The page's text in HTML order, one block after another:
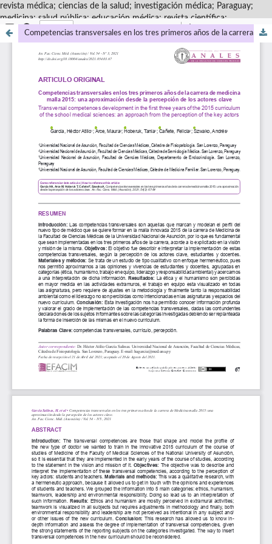
revista médica; ciencias de la salud; investigación médica; Paraguay;
medicina; salud pública; educación médica; revista científica;
Competencias transversales en los tres primeros años de la carrera de medicina malla 2015: una aproximación desde la percepción de los actores clave